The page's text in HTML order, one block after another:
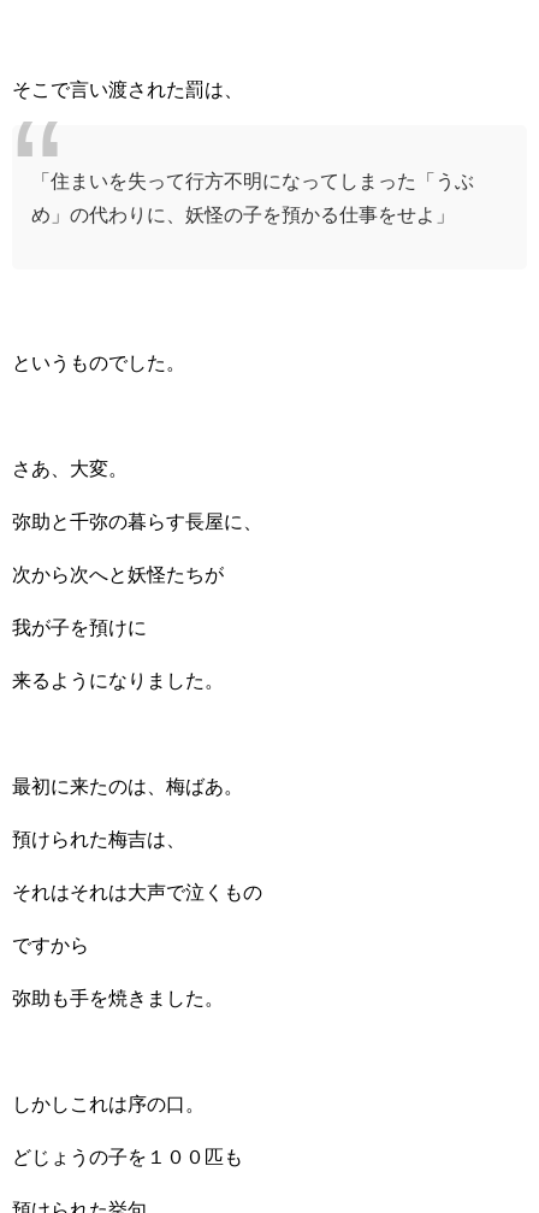
そこで言い渡された罰は、
「住まいを失って行方不明になってしまった「うぶ
め」の代わりに、妖怪の子を預かる仕事をせよ」
というものでした。
さあ、大変。
弥助と千弥の暮らす長屋に、
次から次へと妖怪たちが
我が子を預けに
来るようになりました。
最初に来たのは、梅ばあ。
預けられた梅吉は、
それはそれは大声で泣くもの
ですから
弥助も手を焼きました。
しかしこれは序の口。
どじょうの子を１００匹も